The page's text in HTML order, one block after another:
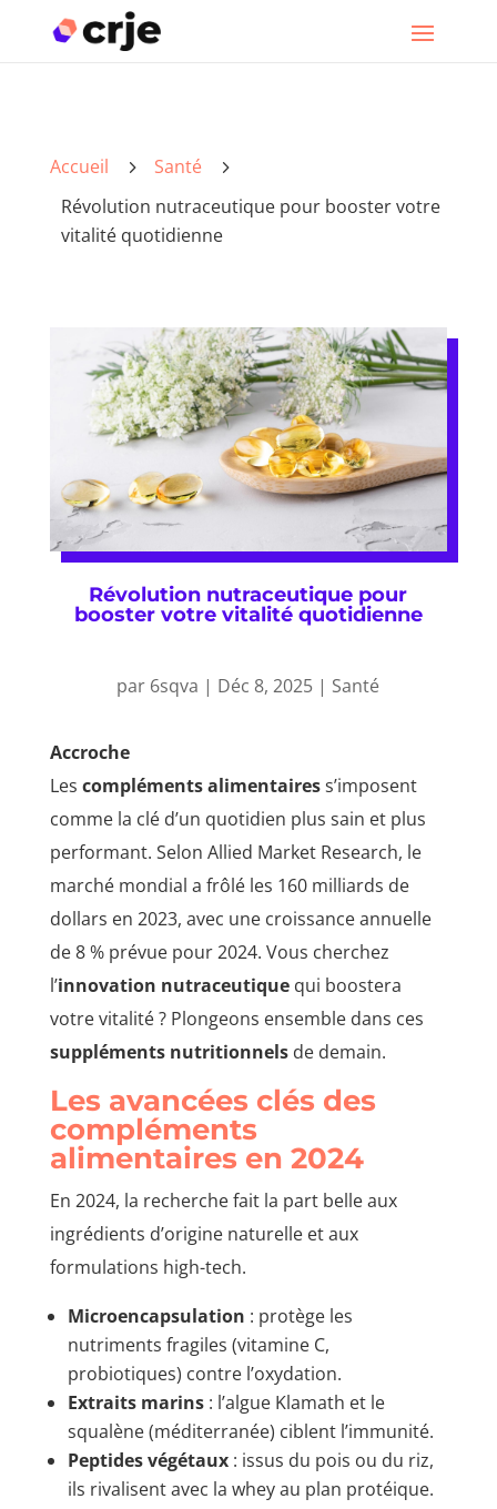
Accueil 5 Santé 5
Révolution nutraceutique pour booster votre
vitalité quotidienne
Révolution nutraceutique pour
booster votre vitalité quotidienne
par 6sqva | Déc 8, 2025 | Santé
Accroche
Les compléments alimentairess’imposent
comme la clé d’un quotidien plus sain et plus
performant. Selon Allied Market Research, le
marché mondial a frôlé les 160 milliards de
dollars en 2023, avec une croissance annuelle
de 8 % prévue pour 2024. Vous cherchez
l’innovation nutraceutiquequi boostera
votre vitalité ? Plongeons ensemble dans ces
suppléments nutritionnelsde demain.
Les avancées clés des
compléments
alimentaires en 2024
En 2024, la recherche fait la part belle aux
ingrédients d’origine naturelle et aux
formulations high-tech.
Microencapsulation : protège les
nutriments fragiles (vitamine C,
probiotiques) contre l’oxydation.
Extraits marins: l’algue Klamath et le
squalène (méditerranée) ciblent l’immunité.
Peptides végétaux: issus du pois ou du riz,
ils rivalisent avec la whey au plan protéique.